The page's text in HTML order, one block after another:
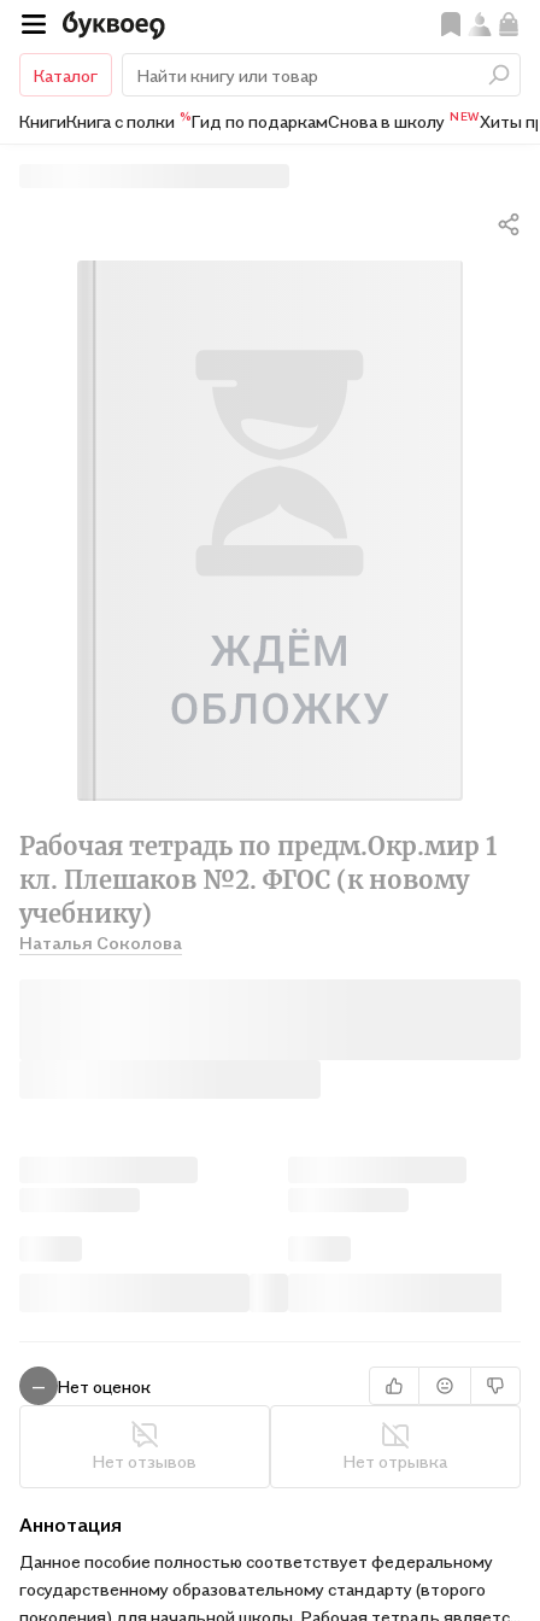
Каталог
КнигиКнига с полки %Гид по подаркамСнова в школу NEWХиты
Рабочая тетрадь по предм.Окр.мир 1
кл. Плешаков №2. ФГОС (к новому
учебнику)
Наталья Соколова
— Нет оценок
Нет отзывов Нет отрывка
Аннотация
Данное пособие полностью соответствует федеральному
государственному образовательному стандарту (второго
поколения) для начальной школы. Рабочая тетрадь является